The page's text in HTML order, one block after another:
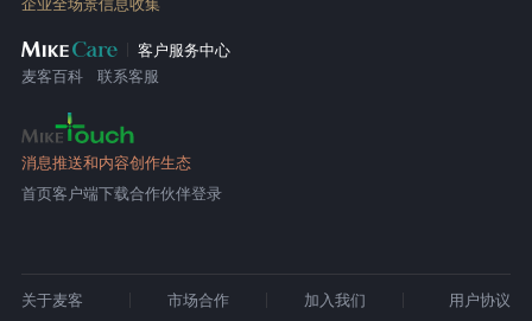
企业全场景信息收集
客户服务中心
麦客百科
联系客服
消息推送和内容创作生态
首页客户端下载合作伙伴登录
关于麦客 市场合作 加入我们 用户协议